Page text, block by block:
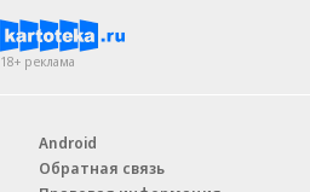
18+ реклама
Android
Обратная связь